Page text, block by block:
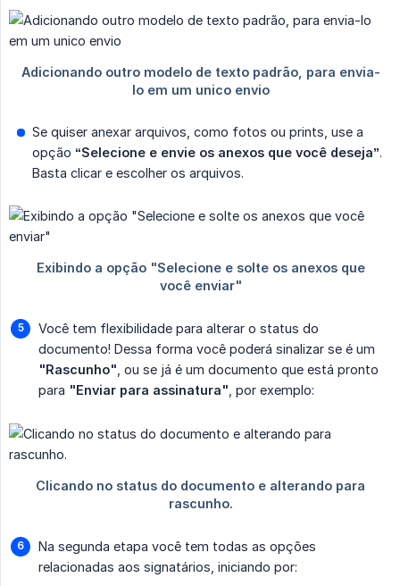
Se quiser anexar arquivos, como fotos ou prints, use a
opção “Selecione e envie os anexos que você deseja”.
Basta clicar e escolher os arquivos.
Você tem flexibilidade para alterar o status do
documento! Dessa forma você poderá sinalizar se é um
"Rascunho" , ou se já é um documento que está pronto
para "Enviar para assinatura" , por exemplo:
Na segunda etapa você tem todas as opções
relacionadas aos signatários, iniciando por: